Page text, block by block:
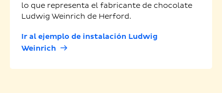
lo que representa el fabricante de chocolate
Ludwig Weinrich de Herford.
Ir al ejemplo de instalación Ludwig
Weinrich